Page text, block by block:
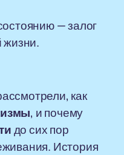
— залог
жизни.
как
, и почему
до сих пор
История